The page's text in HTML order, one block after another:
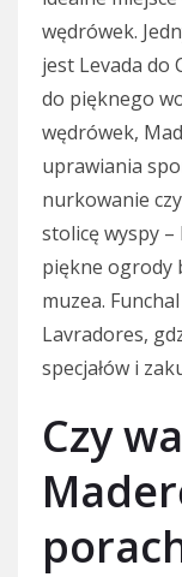
wędrówek.
jest Levada do
do pięknego
wędrówek,
uprawiania
nurkowanie
stolicę wyspy –
piękne ogrody
muzea.
Lavradores,
specjałów i
Czy